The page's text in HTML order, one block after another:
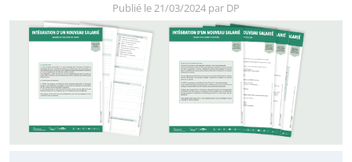
Publié le 21/03/2024 par DP